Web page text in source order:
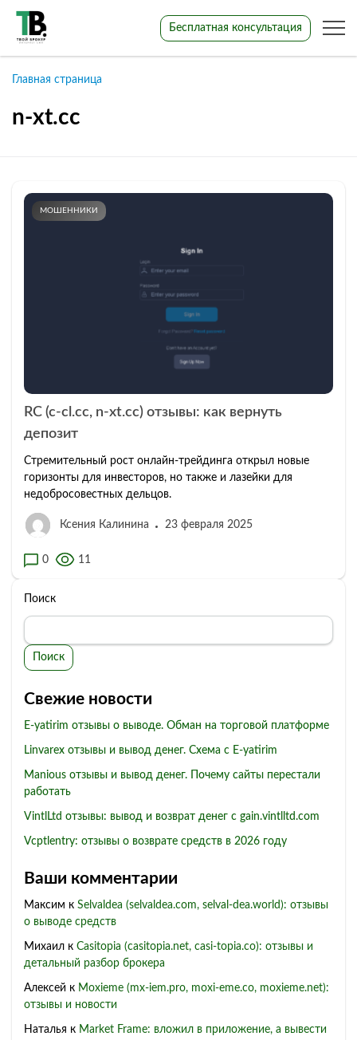
Бесплатная консультация
Главная страница
n-xt.cc
МОШЕННИКИ
RC (c-cl.cc, n-xt.cc) отзывы: как вернуть
депозит
Стремительный рост онлайн-трейдинга открыл новые
горизонты для инвесторов, но также и лазейки для
недобросовестных дельцов.
Ксения Калинина 23 февраля 2025
0 11
Поиск
Поиск
Свежие новости
E-yatirim отзывы о выводе. Обман на торговой платформе
Linvarex отзывы и вывод денег. Схема с E-yatirim
Manious отзывы и вывод денег. Почему сайты перестали
работать
VintlLtd отзывы: вывод и возврат денег с gain.vintlltd.com
Vcptlentry: отзывы о возврате средств в 2026 году
Ваши комментарии
Максим к Selvaldea (selvaldea.com, selval-dea.world): отзывы
о выводе средств
Михаил к Casitopia (casitopia.net, casi-topia.co): отзывы и
детальный разбор брокера
Алексей к Moxieme (mx-iem.pro, moxi-eme.co, moxieme.net):
отзывы и новости
Наталья к Market Frame: вложил в приложение, а вывести